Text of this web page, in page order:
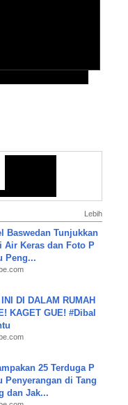
Lebih
Baswedan Tunjukkan
Air Keras dan Foto P
Peng...
DI DALAM RUMAH
KAGET GUE! #Dibal
25 Terduga P
Penyerangan di Tang
dan Jak...